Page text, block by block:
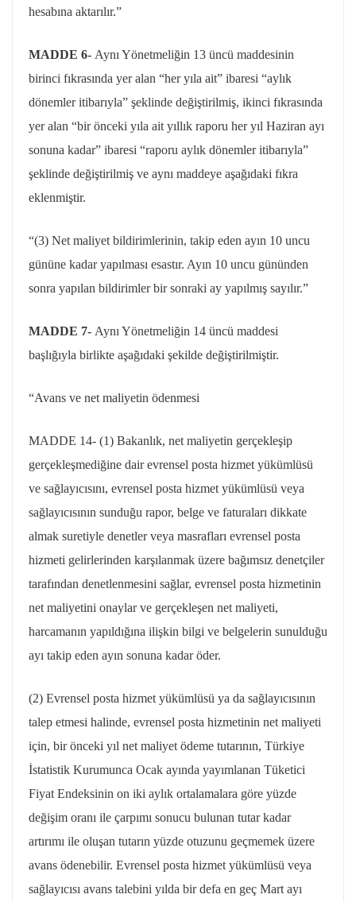
hesabına aktarılır.”
MADDE 6- Aynı Yönetmeliğin 13 üncü maddesinin
birinci fıkrasında yer alan “her yıla ait” ibaresi “aylık
dönemler itibarıyla” şeklinde değiştirilmiş, ikinci fıkrasında
yer alan “bir önceki yıla ait yıllık raporu her yıl Haziran ayı
sonuna kadar” ibaresi “raporu aylık dönemler itibarıyla”
şeklinde değiştirilmiş ve aynı maddeye aşağıdaki fıkra
eklenmiştir.
“(3) Net maliyet bildirimlerinin, takip eden ayın 10 uncu
gününe kadar yapılması esastır. Ayın 10 uncu gününden
sonra yapılan bildirimler bir sonraki ay yapılmış sayılır.”
MADDE 7- Aynı Yönetmeliğin 14 üncü maddesi
başlığıyla birlikte aşağıdaki şekilde değiştirilmiştir.
“Avans ve net maliyetin ödenmesi
MADDE 14- (1) Bakanlık, net maliyetin gerçekleşip
gerçekleşmediğine dair evrensel posta hizmet yükümlüsü
ve sağlayıcısını, evrensel posta hizmet yükümlüsü veya
sağlayıcısının sunduğu rapor, belge ve faturaları dikkate
almak suretiyle denetler veya masrafları evrensel posta
hizmeti gelirlerinden karşılanmak üzere bağımsız denetçiler
tarafından denetlenmesini sağlar, evrensel posta hizmetinin
net maliyetini onaylar ve gerçekleşen net maliyeti,
harcamanın yapıldığına ilişkin bilgi ve belgelerin sunulduğu
ayı takip eden ayın sonuna kadar öder.
(2) Evrensel posta hizmet yükümlüsü ya da sağlayıcısının
talep etmesi halinde, evrensel posta hizmetinin net maliyeti
için, bir önceki yıl net maliyet ödeme tutarının, Türkiye
İstatistik Kurumunca Ocak ayında yayımlanan Tüketici
Fiyat Endeksinin on iki aylık ortalamalara göre yüzde
değişim oranı ile çarpımı sonucu bulunan tutar kadar
artırımı ile oluşan tutarın yüzde otuzunu geçmemek üzere
avans ödenebilir. Evrensel posta hizmet yükümlüsü veya
sağlayıcısı avans talebini yılda bir defa en geç Mart ayı